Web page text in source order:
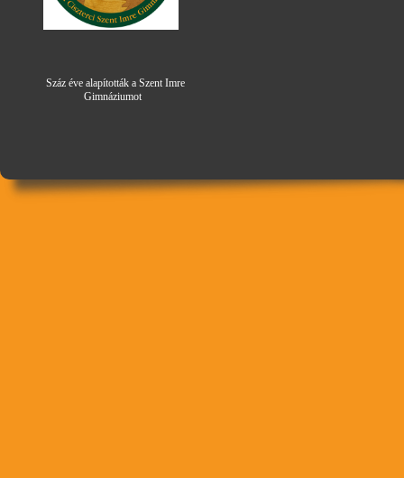
Száz éve alapították a Szent Imre
Gimnáziumot